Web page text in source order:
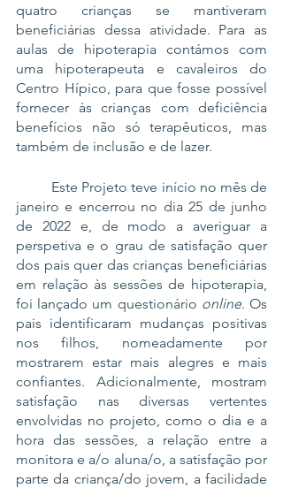
quatro crianças se mantiveram
beneficiárias dessa atividade. Para as
aulas de hipoterapia contámos com
uma hipoterapeuta e cavaleiros do
Centro Hípico, para que fosse possível
fornecer às crianças com deficiência
benefícios não só terapêuticos, mas
também de inclusão e de lazer.
janeiro e encerrou no dia 25 de junho
de 2022 e, de modo a averiguar a
perspetiva e o grau de satisfação quer
dos pais quer das crianças beneficiárias
em relação às sessões de hipoterapia,
foi lançado um questionário online. Os
pais identificaram mudanças positivas
nos filhos, nomeadamente por
mostrarem estar mais alegres e mais
confiantes. Adicionalmente, mostram
satisfação nas diversas vertentes
envolvidas no projeto, como o dia e a
hora das sessões, a relação entre a
monitora e a/o aluna/o, a satisfação por
parte da criança/do jovem, a facilidade